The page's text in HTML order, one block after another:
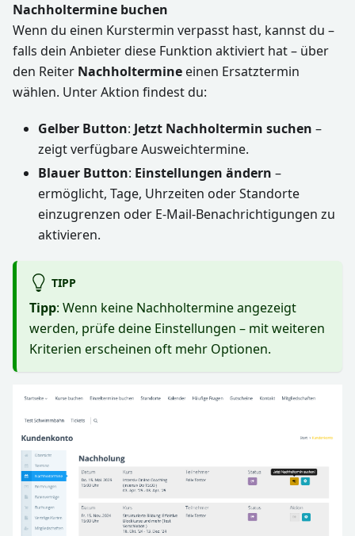
Nachholtermine buchen
Wenn du einen Kurstermin verpasst hast, kannst du –
falls dein Anbieter diese Funktion aktiviert hat – über
den Reiter Nachholtermine einen Ersatztermin
wählen. Unter Aktion findest du:
Gelber Button: Jetzt Nachholtermin suchen –
zeigt verfügbare Ausweichtermine.
Blauer Button: Einstellungen ändern –
ermöglicht, Tage, Uhrzeiten oder Standorte
einzugrenzen oder E-Mail-Benachrichtigungen zu
aktivieren.
TIPP
Tipp: Wenn keine Nachholtermine angezeigt
werden, prüfe deine Einstellungen – mit weiteren
Kriterien erscheinen oft mehr Optionen.